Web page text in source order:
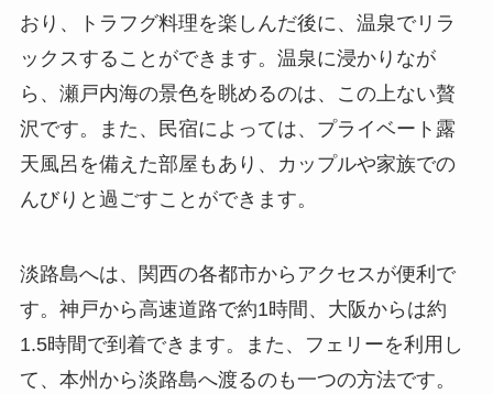
おり、トラフグ料理を楽しんだ後に、温泉でリラ
ックスすることができます。温泉に浸かりなが
ら、瀬戸内海の景色を眺めるのは、この上ない贅
沢です。また、民宿によっては、プライベート露
天風呂を備えた部屋もあり、カップルや家族での
んびりと過ごすことができます。
淡路島へは、関西の各都市からアクセスが便利で
す。神戸から高速道路で約1時間、大阪からは約
1.5時間で到着できます。また、フェリーを利用し
て、本州から淡路島へ渡るのも一つの方法です。